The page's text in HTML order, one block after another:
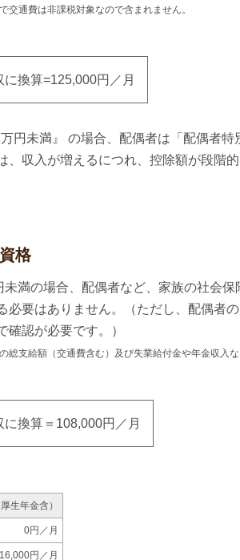
通費は非課税対象なので含まれません。
換算=125,000円／月
円未満』 の場合、配偶者は「配偶者
、収入が増えるにつれ、控除額が段階
格
満の場合、配偶者など、家族の社会保
必要はありません。（ただし、配偶者
確認が必要です。）
総支給額（交通費含む）及び失業給付金や年金収入
換算＝108,000円／月
生年金含）
0円／月
16,000円／月